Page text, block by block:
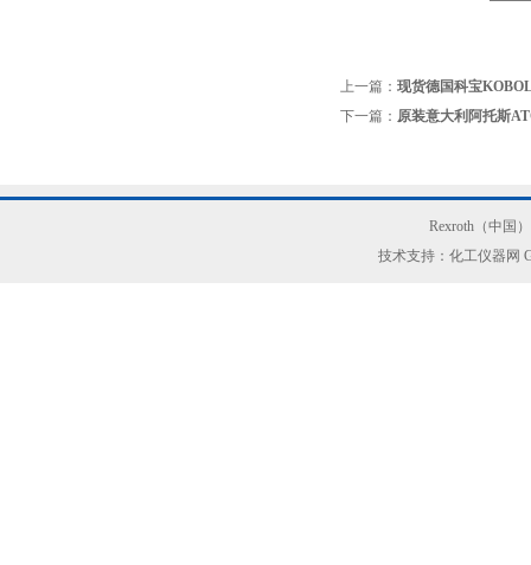
上一篇： 现货德国科宝
下一篇： 原装意大利阿托斯
Rexroth（中国
技术支持：化工仪器网